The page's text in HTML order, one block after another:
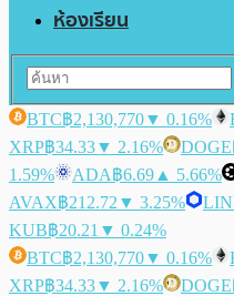
ห้องเรียน
BTC฿2,130,770▼ 0.16%
XRP฿34.33▼ 2.16% DOGE
1.59%
ADA฿6.69 ▲ 5.66%
AVAX฿212.72 ▼ 3.25%
KUB฿20.21 ▼ 0.24%
BTC฿2,130,770▼ 0.16%
XRP฿34.33▼ 2.16% DOGE